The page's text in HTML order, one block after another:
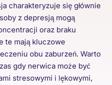
charakteryzuje się głównie
z depresją mogą
oraz braku
te mają kluczowe
obu zaburzeń. Warto
gdy nerwica może być
stresowymi i lękowymi,